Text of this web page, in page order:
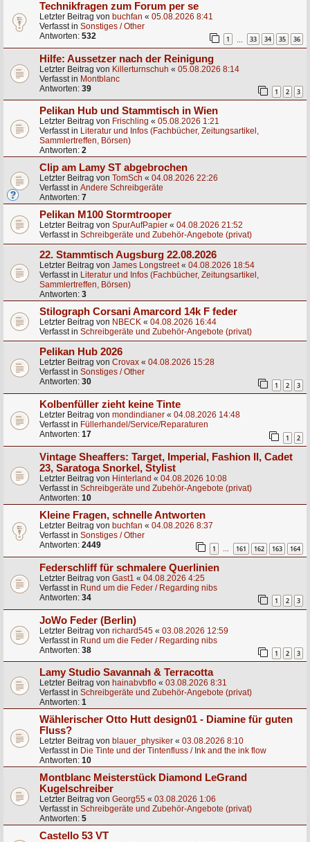
Technikfragen zum Forum per se
Letzter Beitrag von buchfan « 05.08.2026 8:41
Verfasst in Sonstiges / Other
Antworten: 532 1 33 34 35 36
Hilfe: Aussetzer nach der Reinigung
Letzter Beitrag von Killerturnschuh « 05.08.2026 8:14
Verfasst in Montblanc
Antworten: 39 1 2 3
Pelikan Hub und Stammtisch in Wien
Letzter Beitrag von Frischling « 05.08.2026 1:21
Verfasst in Literatur und Infos (Fachbücher, Zeitungsartikel,
Sammlertreffen, Börsen)
Antworten: 2
Clip am Lamy ST abgebrochen
Letzter Beitrag von TomSch « 04.08.2026 22:26
Verfasst in Andere Schreibgeräte
Antworten: 7
Pelikan M100 Stormtrooper
Letzter Beitrag von SpurAufPapier « 04.08.2026 21:52
Verfasst in Schreibgeräte und Zubehör-Angebote (privat)
22. Stammtisch Augsburg 22.08.2026
Letzter Beitrag von James Longstreet« 04.08.2026 18:54
Verfasst in Literatur und Infos (Fachbücher, Zeitungsartikel,
Sammlertreffen, Börsen)
Antworten: 3
Stilograph Corsani Amarcord 14k F feder
Letzter Beitrag von NBECK « 04.08.2026 16:44
Verfasst in Schreibgeräte und Zubehör-Angebote (privat)
Pelikan Hub 2026
Letzter Beitrag von Crovax « 04.08.2026 15:28
Verfasst in Sonstiges / Other
Antworten: 30 1 2 3
Kolbenfüller zieht keine Tinte
Letzter Beitrag von mondindianer « 04.08.2026 14:48
Verfasst in Füllerhandel/Service/Reparaturen
Antworten: 17 1 2
Vintage Sheaffers: Target, Imperial, Fashion II, Cadet
23, Saratoga Snorkel, Stylist
Letzter Beitrag von Hinterland « 04.08.2026 10:08
Verfasst in Schreibgeräte und Zubehör-Angebote (privat)
Antworten: 10
Kleine Fragen, schnelle Antworten
Letzter Beitrag von buchfan « 04.08.2026 8:37
Verfasst in Sonstiges / Other
Antworten: 2449 1 161 162 163 164
Federschliff für schmalere Querlinien
Letzter Beitrag von Gast1 « 04.08.2026 4:25
Verfasst in Rund um die Feder / Regarding nibs
Antworten: 34 1 2 3
JoWo Feder (Berlin)
Letzter Beitrag von richard545 « 03.08.2026 12:59
Verfasst in Rund um die Feder / Regarding nibs
Antworten: 38 1 2 3
Lamy Studio Savannah & Terracotta
Letzter Beitrag von hainabvbflo « 03.08.2026 8:31
Verfasst in Schreibgeräte und Zubehör-Angebote (privat)
Antworten: 1
Wählerischer Otto Hutt design01 - Diamine für guten
Fluss?
Letzter Beitrag von blauer_physiker « 03.08.2026 8:10
Verfasst in Die Tinte und der Tintenfluss / Ink and the ink flow
Antworten: 10
Montblanc Meisterstück Diamond LeGrand
Kugelschreiber
Letzter Beitrag von Georg55 « 03.08.2026 1:06
Verfasst in Schreibgeräte und Zubehör-Angebote (privat)
Antworten: 5
Castello 53 VT